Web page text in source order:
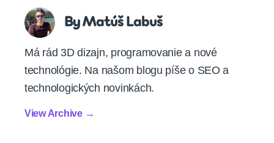
By Matúš Labuš
Má rád 3D dizajn, programovanie a nové
technológie. Na našom blogu píše o SEO a
technologických novinkách.
View Archive →